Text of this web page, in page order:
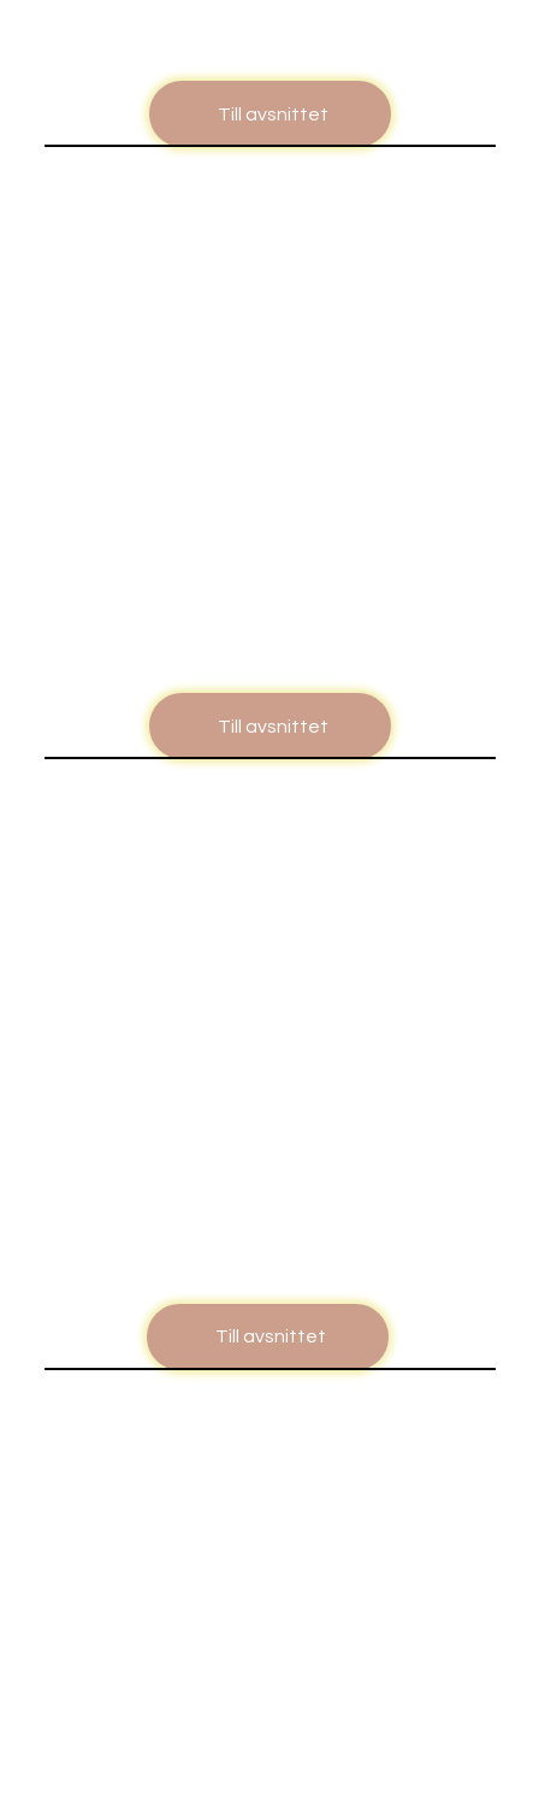
Till avsnittet
Till avsnittet
Till avsnittet